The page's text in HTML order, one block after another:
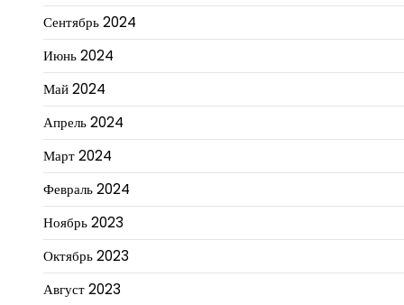
Сентябрь 2024
Июнь 2024
Май 2024
Апрель 2024
Март 2024
Февраль 2024
Ноябрь 2023
Октябрь 2023
Август 2023